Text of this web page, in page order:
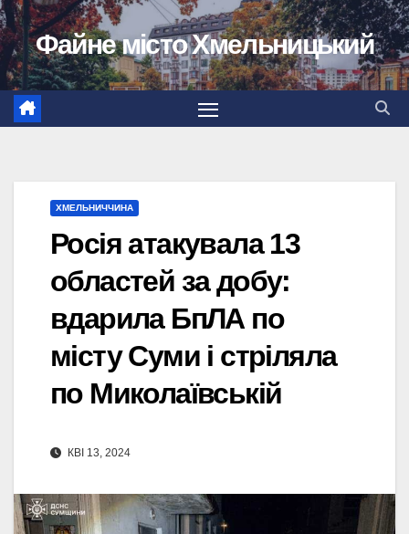
Перейти
до
вмісту
Файне місто Хмельницький
ХМЕЛЬНИЧЧИНА
Росія атакувала 13
областей за добу:
вдарила БпЛА по
місту Суми і стріляла
по Миколаївській
КВІ 13, 2024